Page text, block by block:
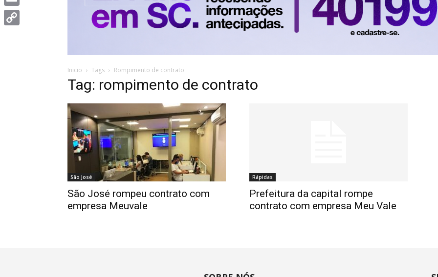
SC
Inicio Tags Rompimento de contrato
Tag: rompimento de contrato
São José
São José rompeu contrato com
empresa Meuvale
Rápidas
Prefeitura da capital rompe
contrato com empresa Meu Vale
Email